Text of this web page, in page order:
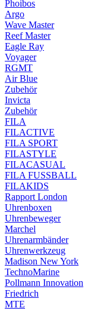
Phoibos
Argo
Wave Master
Reef Master
Eagle Ray
Voyager
RGMT
Air Blue
Zubehör
Invicta
Zubehör
FILA
FILACTIVE
FILA SPORT
FILASTYLE
FILACASUAL
FILA FUSSBALL
FILAKIDS
Rapport London
Uhrenboxen
Uhrenbeweger
Marchel
Uhrenarmbänder
Uhrenwerkzeug
Madison New York
TechnoMarine
Pollmann Innovation
Friedrich
MTE